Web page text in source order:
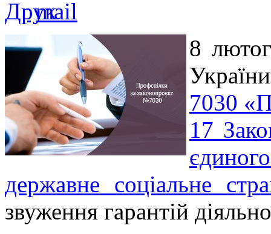
8
7030
17
державне соціальне
звуження гарантій